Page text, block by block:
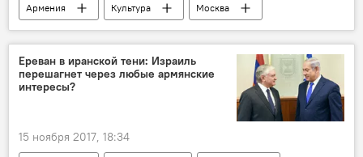
Армения Культура
Москва
Мартирос Сарьян
открытие
мемориальная доска
Ереван в иранской тени: Израиль
перешагнет через любые армянские
интересы?
15 ноября 2017, 18:34